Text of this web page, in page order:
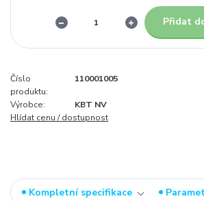
Přidat
Číslo
produktu:
110001005
Výrobce:
KBT NV
Hlídat cenu / dostupnost
Kompletní specifikace